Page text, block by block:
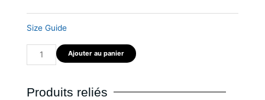
Size Guide
femme
Ajouter au panier
Produits reliés